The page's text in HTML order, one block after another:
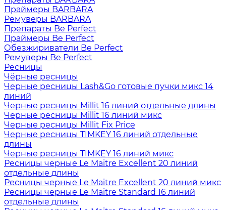
Праймеры BARBARA
Ремуверы BARBARA
Препараты Be Perfect
Праймеры Be Perfect
Обезжириватели Be Perfect
Ремуверы Be Perfect
Ресницы
Чёрные ресницы
Черные ресницы Lash&Go готовые пучки микс 14
линий
Черные ресницы Millit 16 линий отдельные длины
Черные ресницы Millit 16 линий микс
Черные ресницы Millit Fix Price
Черные ресницы TIMKEY 16 линий отдельные
длины
Черные ресницы TIMKEY 16 линий микс
Ресницы черные Le Maitre Excellent 20 линий
отдельные длины
Ресницы черные Le Maitre Excellent 20 линий микс
Ресницы черные Le Maitre Standard 16 линий
отдельные длины